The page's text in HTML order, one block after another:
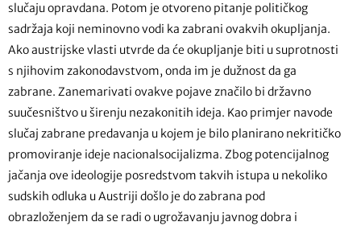
slučaju opravdana. Potom je otvoreno pitanje političkog
sadržaja koji neminovno vodi ka zabrani ovakvih okupljanja.
Ako austrijske vlasti utvrde da će okupljanje biti u suprotnosti
s njihovim zakonodavstvom, onda im je dužnost da ga
zabrane. Zanemarivati ovakve pojave značilo bi državno
suučesništvo u širenju nezakonitih ideja. Kao primjer navode
slučaj zabrane predavanja u kojem je bilo planirano nekritičko
promoviranje ideje nacionalsocijalizma. Zbog potencijalnog
jačanja ove ideologije posredstvom takvih istupa u nekoliko
sudskih odluka u Austriji došlo je do zabrana pod
obrazloženjem da se radi o ugrožavanju javnog dobra i